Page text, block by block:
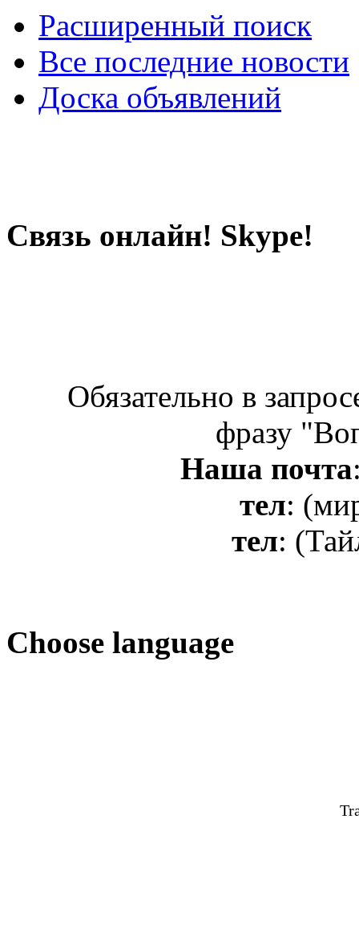
Расширенный поиск
Все последние новости
Доска объявлений
Связь онлайн! Skype!
Обязательно в
фразу
Наша почта
тел:
тел:
Сhoose language